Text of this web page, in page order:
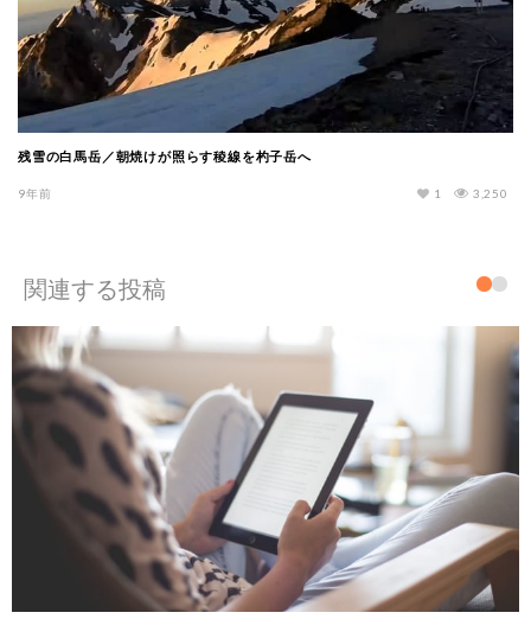
残雪の白馬岳／朝焼けが照らす稜線を杓子岳へ
9年前 3,250
1
関連する投稿